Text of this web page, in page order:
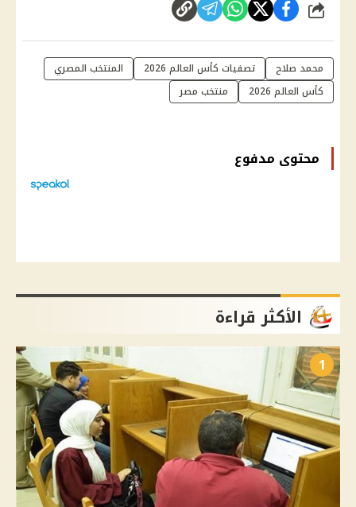
شارك
محمد صلاح تصفيات كأس العالم 2026
المنتخب المصري
كأس العالم 2026
منتخب مصر
محتوى مدفوع
الأكثر قراءة
1